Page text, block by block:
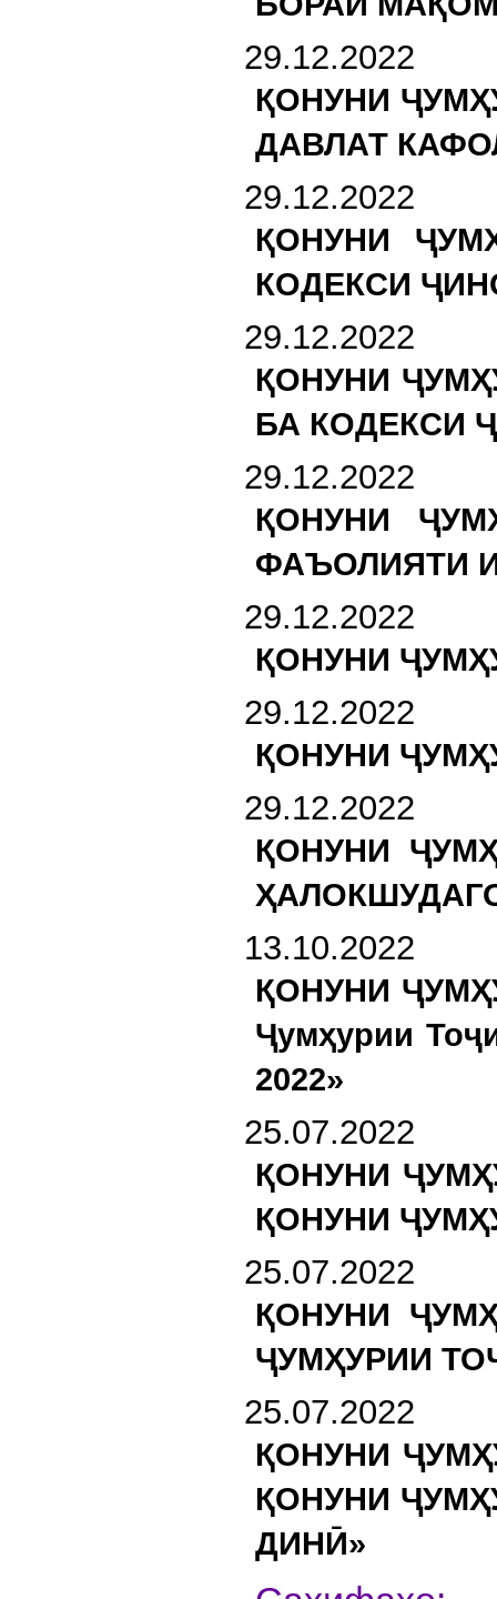
29.12.2022
ҚОНУНИ
ДАВЛАТ
29.12.2022
ҚОНУНИ
КОДЕКСИ
29.12.2022
ҚОНУНИ
БА КОДЕКСИ
29.12.2022
ҚОНУНИ
ФАЪОЛИЯТИ
29.12.2022
ҚОНУНИ
29.12.2022
ҚОНУНИ
29.12.2022
ҚОНУНИ
13.10.2022
ҚОНУНИ
Ҷумҳурии
2022»
25.07.2022
ҚОНУНИ
ҚОНУНИ
25.07.2022
ҚОНУНИ
ҶУМҲУРИИ
25.07.2022
ҚОНУНИ
ҚОНУНИ
ДИНӢ»